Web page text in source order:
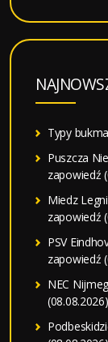
Typy
Puszcza
zapowiedź
Miedz
zapowiedź
PSV
zapowiedź
NEC
(08.08.2026)